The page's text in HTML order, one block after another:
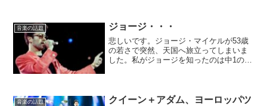
に、過去9回のライブを少しだけ振り返っ
てみ...
音楽の話題 ジョージ・・・
悲しいです。ジョージ・マイケルが53歳
の若さで突然、天国へ旅立ってしまいま
した。私がジョージを知ったのは中1のと
思い出...
音楽の話題
クイーン＋アダム、ヨーロッパツ